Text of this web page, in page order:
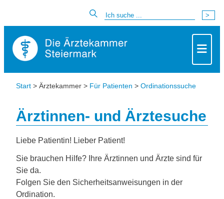
Start > Ärztekammer > Für Patienten > Ordinationssuche
Ärztinnen- und Ärztesuche
Liebe Patientin! Lieber Patient!
Sie brauchen Hilfe? Ihre Ärztinnen und Ärzte sind für
Sie da.
Folgen Sie den Sicherheitsanweisungen in der
Ordination.